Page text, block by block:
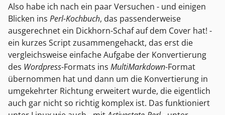
Also habe ich nach ein paar Versuchen - und einigen
Blicken ins Perl-Kochbuch, das passenderweise
ausgerechnet ein Dickhorn-Schaf auf dem Cover hat! -
ein kurzes Script zusammengehackt, das erst die
vergleichsweise einfache Aufgabe der Konvertierung
des Wordpress-Formats ins MultiMarkdown-Format
übernommen hat und dann um die Konvertierung in
umgekehrter Richtung erweitert wurde, die eigentlich
auch gar nicht so richtig komplex ist. Das funktioniert